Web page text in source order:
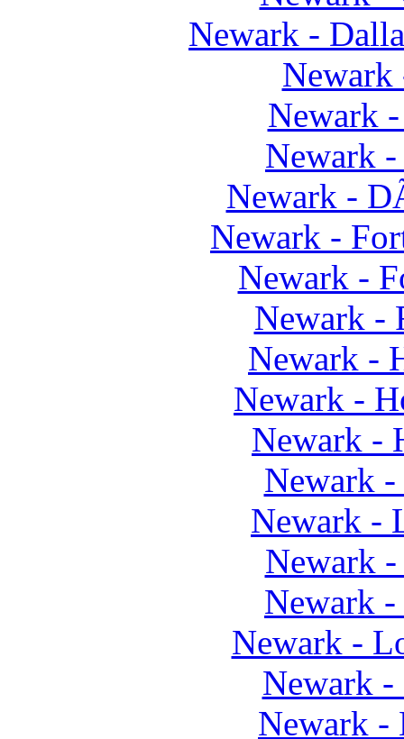
Newark -
Newark
Newark
Newark -
Newark -
Newark -
Newark -
Newark -
Newark -
Newark -
Newark
Newark -
Newark
Newark
Newark -
Newark
Newark -